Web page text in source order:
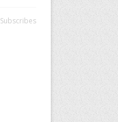
Subscribes